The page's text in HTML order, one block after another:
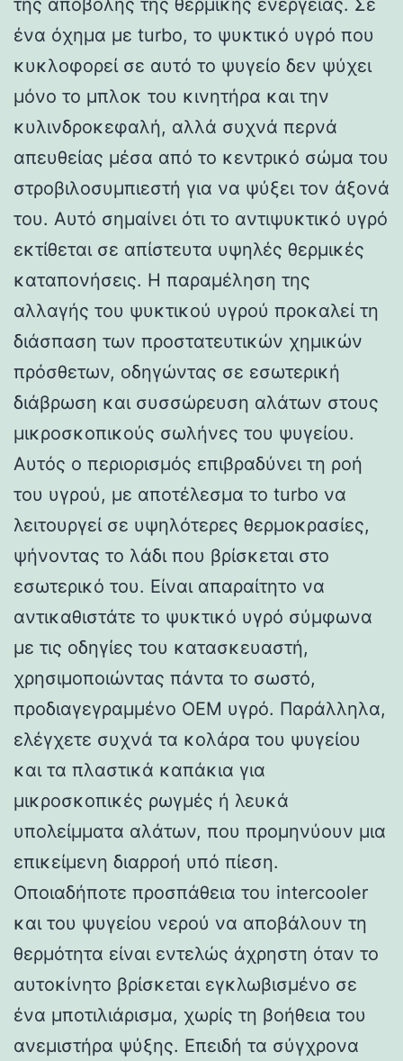
ένα όχημα με turbo, το ψυκτικό υγρό που
κυκλοφορεί σε αυτό το ψυγείο δεν ψύχει
μόνο το μπλοκ του κινητήρα και την
κυλινδροκεφαλή, αλλά συχνά περνά
απευθείας μέσα από το κεντρικό σώμα του
στροβιλοσυμπιεστή για να ψύξει τον άξονά
του. Αυτό σημαίνει ότι το αντιψυκτικό υγρό
εκτίθεται σε απίστευτα υψηλές θερμικές
καταπονήσεις. Η παραμέληση της
αλλαγής του ψυκτικού υγρού προκαλεί τη
διάσπαση των προστατευτικών χημικών
πρόσθετων, οδηγώντας σε εσωτερική
διάβρωση και συσσώρευση αλάτων στους
μικροσκοπικούς σωλήνες του ψυγείου.
Αυτός ο περιορισμός επιβραδύνει τη ροή
του υγρού, με αποτέλεσμα το turbo να
λειτουργεί σε υψηλότερες θερμοκρασίες,
ψήνοντας το λάδι που βρίσκεται στο
εσωτερικό του. Είναι απαραίτητο να
αντικαθιστάτε το ψυκτικό υγρό σύμφωνα
με τις οδηγίες του κατασκευαστή,
χρησιμοποιώντας πάντα το σωστό,
προδιαγεγραμμένο OEM υγρό. Παράλληλα,
ελέγχετε συχνά τα κολάρα του ψυγείου
και τα πλαστικά καπάκια για
μικροσκοπικές ρωγμές ή λευκά
υπολείμματα αλάτων, που προμηνύουν μια
επικείμενη διαρροή υπό πίεση.
Οποιαδήποτε προσπάθεια του intercooler
και του ψυγείου νερού να αποβάλουν τη
θερμότητα είναι εντελώς άχρηστη όταν το
αυτοκίνητο βρίσκεται εγκλωβισμένο σε
ένα μποτιλιάρισμα, χωρίς τη βοήθεια του
ανεμιστήρα ψύξης. Επειδή τα σύγχρονα